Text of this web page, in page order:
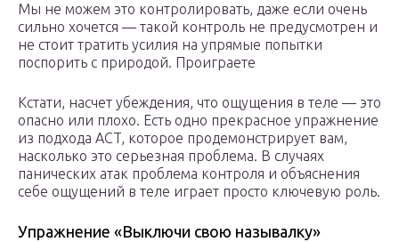
Мы не можем это контролировать, даже если очень
сильно хочется — такой контроль не предусмотрен и
не стоит тратить усилия на упрямые попытки
поспорить с природой. Проиграете
Кстати, насчет убеждения, что ощущения в теле — это
опасно или плохо. Есть одно прекрасное упражнение
из подхода ACT, которое продемонстрирует вам,
насколько это серьезная проблема. В случаях
панических атак проблема контроля и объяснения
себе ощущений в теле играет просто ключевую роль.
Упражнение «Выключи свою называлку»